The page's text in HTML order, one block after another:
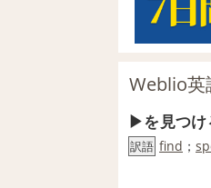
Weblio英
を見つけ
訳語 find ；